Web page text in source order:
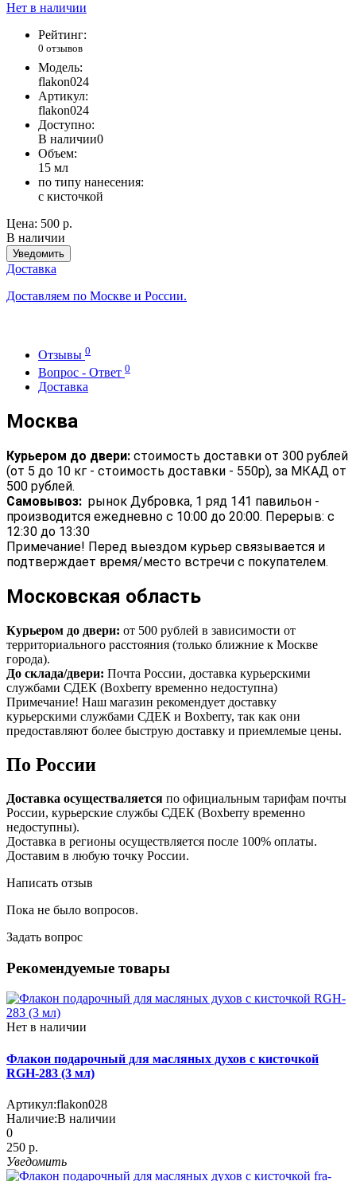
Нет в наличии
Рейтинг:
0 отзывов
Модель:
flakon024
Артикул:
flakon024
Доступно:
В наличии0
Объем:
15 мл
по типу нанесения:
с кисточкой
Цена: 500 р.
В наличии
Уведомить
Доставка
Доставляем по Москве и России.
Отзывы 0
Вопрос - Ответ 0
Доставка
Москва
Курьером до двери: стоимость доставки от 300 рублей
(от 5 до 10 кг - стоимость доставки - 550р), за МКАД от
500 рублей.
Самовывоз: рынок Дубровка, 1 ряд 141 павильон -
производится ежедневно с 10:00 до 20:00. Перерыв: с
12:30 до 13:30
Примечание! Перед выездом курьер связывается и
подтверждает время/место встречи с покупателем.
Московская область
Курьером до двери: от 500 рублей в зависимости от
территориального расстояния (только ближние к Москве
города).
До склада/двери: Почта России, доставка курьерскими
службами СДЕК (Boxberry временно недоступна)
Примечание! Наш магазин рекомендует доставку
курьерскими службами СДЕК и Boxberry, так как они
предоставляют более быструю доставку и приемлемые цены.
По России
Доставка осуществаляется по официальным тарифам почты
России, курьерские службы СДЕК (Boxberry временно
недоступны).
Доставка в регионы осуществляется после 100% оплаты.
Доставим в любую точку России.
Написать отзыв
Пока не было вопросов.
Задать вопрос
Рекомендуемые товары
Нет в наличии
Флакон подарочный для масляных духов с кисточкой
RGH-283 (3 мл)
Артикул:flakon028
Наличие:В наличии
0
250 р.
Уведомить